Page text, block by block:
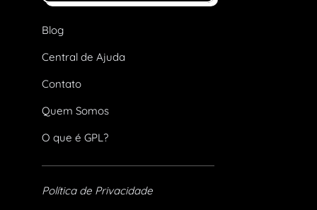
Blog
Central de Ajuda
Contato
Quem Somos
O que é GPL?
Política de Privacidade